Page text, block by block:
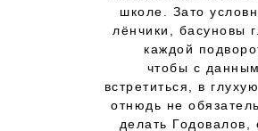
школе. Зато
лёнчики, басуновы
каждой
чтобы с
встретиться, в
отнюдь не
делать Годовалов,